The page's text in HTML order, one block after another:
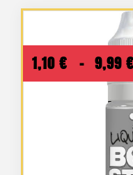
1,10 € – 9,99 €